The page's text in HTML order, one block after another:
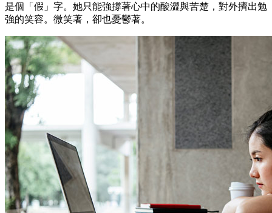
是個「假」字。她只能強撐著心中的酸澀與苦楚，對外擠出勉
強的笑容。微笑著，卻也憂鬱著。